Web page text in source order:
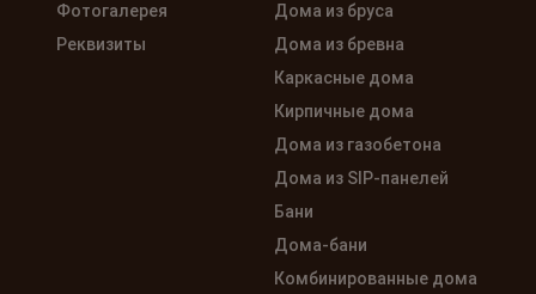
Фотогалерея
Реквизиты
Дома из бруса
Дома из бревна
Каркасные дома
Кирпичные дома
Дома из газобетона
Дома из SIP-панелей
Бани
Дома-бани
Комбинированные дома